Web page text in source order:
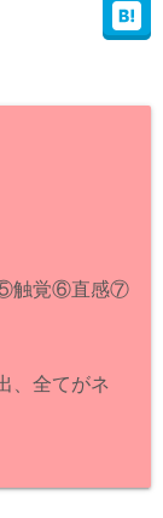
触覚⑥直感⑦
、全てがネ